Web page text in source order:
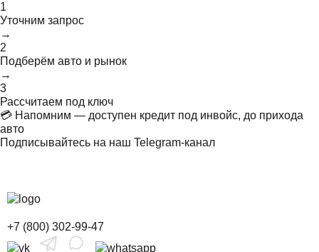
1
Уточним запрос
→
2
Подберём авто и рынок
→
3
Рассчитаем под ключ
💳 Напомним — доступен кредит под инвойс, до прихода
авто
Подписывайтесь на наш Telegram-канал
+7 (800) 302-99-47